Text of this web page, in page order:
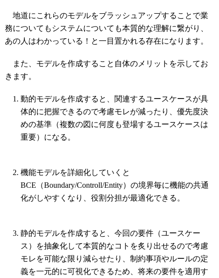
地道にこれらのモデルをブラッシュアップすることで業
務についてもシステムについても本質的な理解に繋がり、
あの人はわかっている！と一目置かれる存在になります。
また、モデルを作成すること自体のメリットを示してお
きます。
動的モデルを作成すると、関連するユースケースが具
体的に把握できるので考慮モレが減ったり、優先度決
めの基準（複数の図に何度も登場するユースケースは
重要）になる。
機能モデルを詳細化していくと
BCE（Boundary/Controll/Entity）の境界毎に機能の共通
化がしやすくなり、役割分担が最適化できる。
静的モデルを作成すると、今回の要件（ユースケー
ス）を抽象化して本質的なコトを炙り出せるので考慮
モレを可能な限り減らせたり、制約事項やルールの定
義を一元的に可視化できるため、将来の要件を適用す